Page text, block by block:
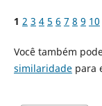
1 2 3 4 5 6 7 8 9 10
Você também
similaridadepara